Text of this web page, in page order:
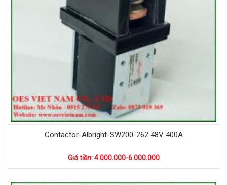
Contactor-Albright-SW200-262 48V 400A
Giá tiền: 4.000.000-6.000.000